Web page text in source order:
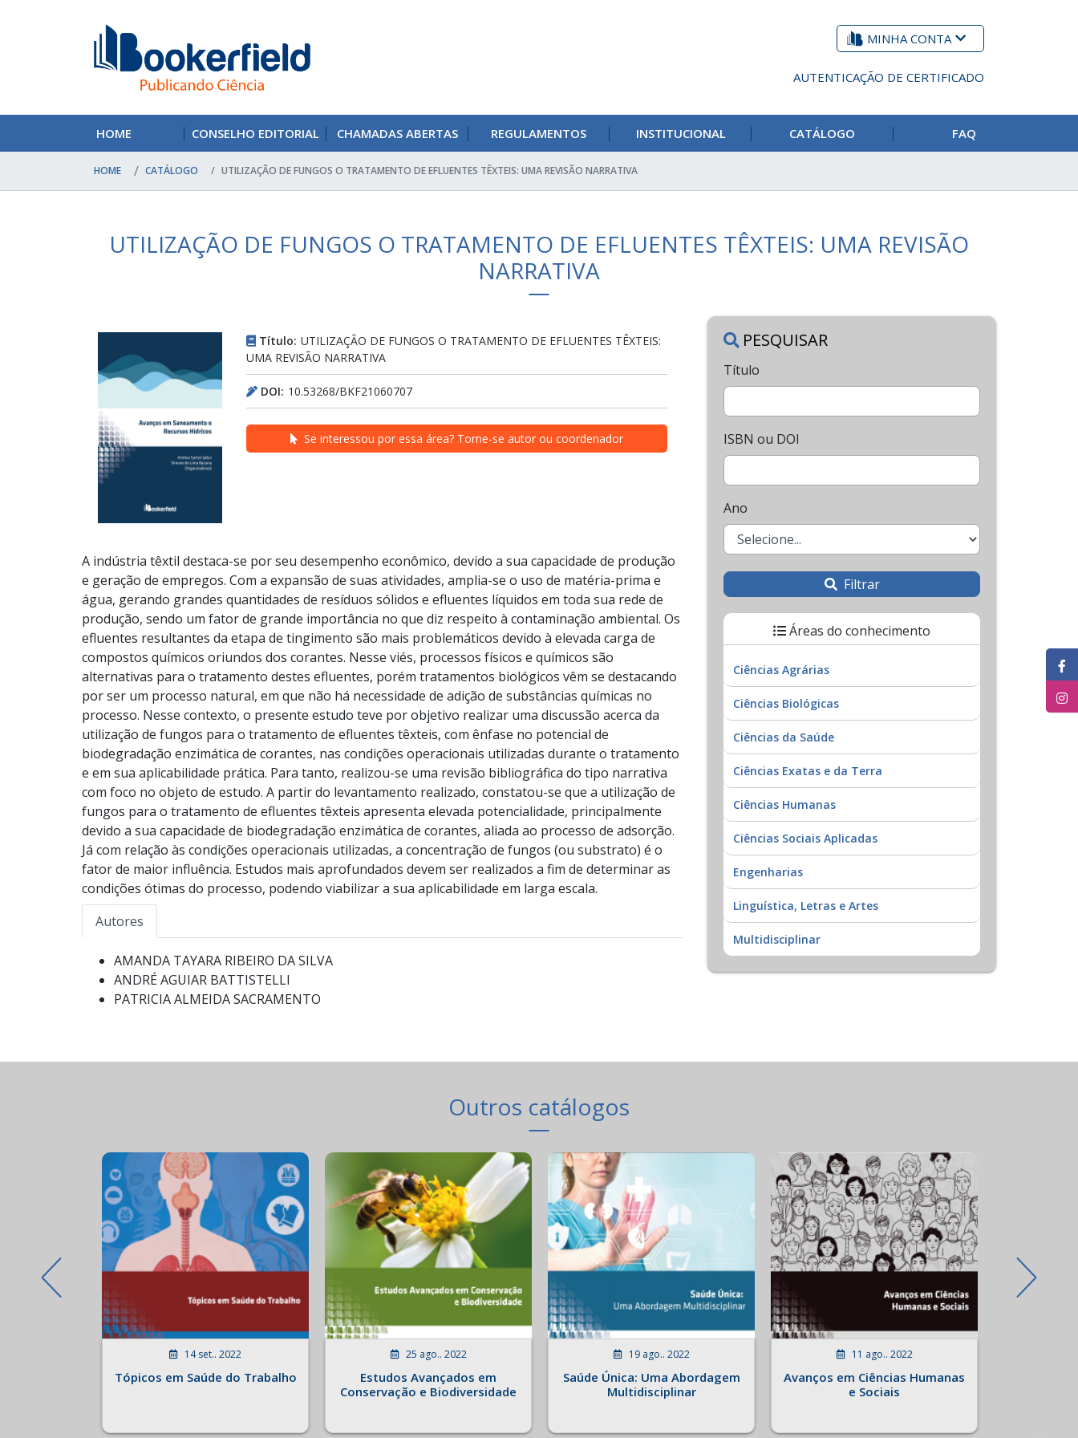
MINHA CONTA
AUTENTICAÇÃO DE CERTIFICADO
HOME CONSELHO EDITORIAL CHAMADAS ABERTAS REGULAMENTOS INSTITUCIONAL CATÁLOGO FAQ
HOME CATÁLOGO UTILIZAÇÃO DE FUNGOS O TRATAMENTO DE EFLUENTES TÊXTEIS: UMA REVISÃO NARRATIVA
UTILIZAÇÃO DE FUNGOS O TRATAMENTO DE EFLUENTES TÊXTEIS: UMA REVISÃO
NARRATIVA
Título: UTILIZAÇÃO DE FUNGOS O TRATAMENTO DE EFLUENTES TÊXTEIS:
UMA REVISÃO NARRATIVA
DOI: 10.53268/BKF21060707
Se interessou por essa área? Torne-se autor ou coordenador
A indústria têxtil destaca-se por seu desempenho econômico, devido a sua capacidade de produção
e geração de empregos. Com a expansão de suas atividades, amplia-se o uso de matéria-prima e
água, gerando grandes quantidades de resíduos sólidos e efluentes líquidos em toda sua rede de
produção, sendo um fator de grande importância no que diz respeito à contaminação ambiental. Os
efluentes resultantes da etapa de tingimento são mais problemáticos devido à elevada carga de
compostos químicos oriundos dos corantes. Nesse viés, processos físicos e químicos são
alternativas para o tratamento destes efluentes, porém tratamentos biológicos vêm se destacando
por ser um processo natural, em que não há necessidade de adição de substâncias químicas no
processo. Nesse contexto, o presente estudo teve por objetivo realizar uma discussão acerca da
utilização de fungos para o tratamento de efluentes têxteis, com ênfase no potencial de
biodegradação enzimática de corantes, nas condições operacionais utilizadas durante o tratamento
e em sua aplicabilidade prática. Para tanto, realizou-se uma revisão bibliográfica do tipo narrativa
com foco no objeto de estudo. A partir do levantamento realizado, constatou-se que a utilização de
fungos para o tratamento de efluentes têxteis apresenta elevada potencialidade, principalmente
devido a sua capacidade de biodegradação enzimática de corantes, aliada ao processo de adsorção.
Já com relação às condições operacionais utilizadas, a concentração de fungos (ou substrato) é o
fator de maior influência. Estudos mais aprofundados devem ser realizados a fim de determinar as
condições ótimas do processo, podendo viabilizar a sua aplicabilidade em larga escala.
Autores
AMANDA TAYARA RIBEIRO DA SILVA
ANDRÉ AGUIAR BATTISTELLI
PATRICIA ALMEIDA SACRAMENTO
PESQUISAR
Título
ISBN ou DOI
Ano
Filtrar
Áreas do conhecimento
Ciências Agrárias
Ciências Biológicas
Ciências da Saúde
Ciências Exatas e da Terra
Ciências Humanas
Ciências Sociais Aplicadas
Engenharias
Linguística, Letras e Artes
Multidisciplinar
Outros catálogos
14 set.. 2022
Tópicos em Saúde do Trabalho
25 ago.. 2022
Estudos Avançados em
Conservação e Biodiversidade
19 ago.. 2022
Saúde Única: Uma Abordagem
Multidisciplinar
11 ago.. 2022
Avanços em Ciências Humanas
e Sociais